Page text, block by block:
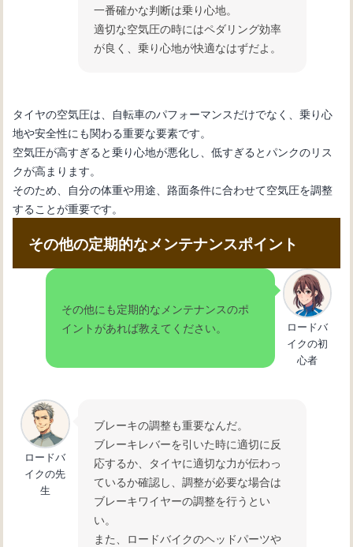
一番確かな判断は乗り心地。
適切な空気圧の時にはペダリング効率
が良く、乗り心地が快適なはずだよ。
タイヤの空気圧は、自転車のパフォーマンスだけでなく、乗り心
地や安全性にも関わる重要な要素です。
空気圧が高すぎると乗り心地が悪化し、低すぎるとパンクのリス
クが高まります。
そのため、自分の体重や用途、路面条件に合わせて空気圧を調整
することが重要です。
その他の定期的なメンテナンスポイント
その他にも定期的なメンテナンスのポ
イントがあれば教えてください。
ロードバ
イクの初
心者
ロードバ
イクの先
生
ブレーキの調整も重要なんだ。
ブレーキレバーを引いた時に適切に反
応するか、タイヤに適切な力が伝わっ
ているか確認し、調整が必要な場合は
ブレーキワイヤーの調整を行うとい
い。
また、ロードバイクのヘッドパーツや